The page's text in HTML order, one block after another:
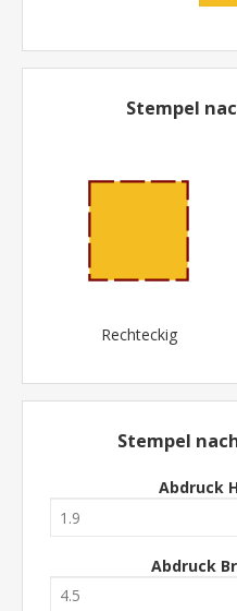
Stempel
Rechteckig
Stempel
Abdruck
Abdruck